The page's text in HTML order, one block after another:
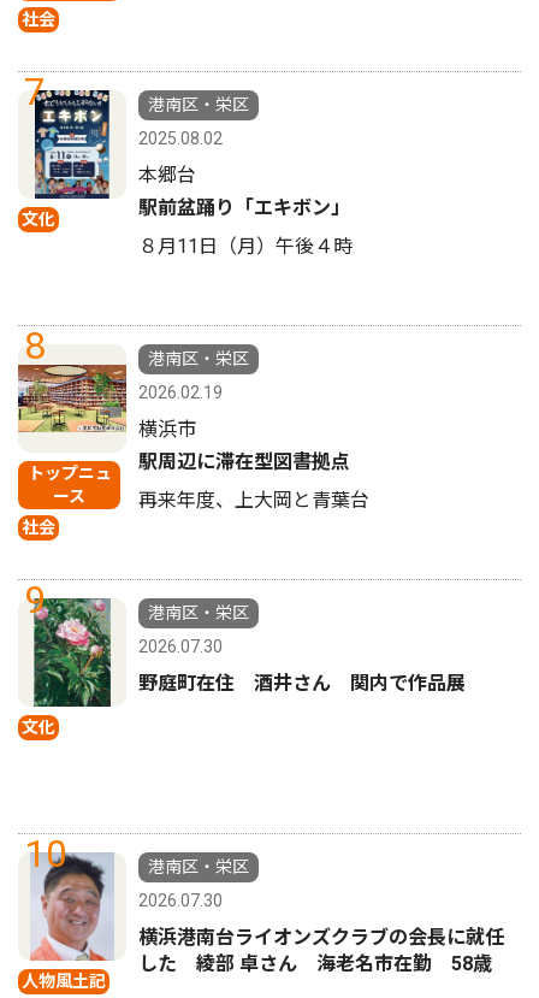
社会
7
文化
港南区・栄区
2025.08.02
本郷台
駅前盆踊り「エキボン」
８月11日（月）午後４時
8
トップニュ
ース
社会
港南区・栄区
2026.02.19
横浜市
駅周辺に滞在型図書拠点
再来年度、上大岡と青葉台
9
文化
港南区・栄区
2026.07.30
野庭町在住 酒井さん 関内で作品展
10
人物風土記
港南区・栄区
2026.07.30
横浜港南台ライオンズクラブの会長に就任
した 綾部 卓さん 海老名市在勤 58歳